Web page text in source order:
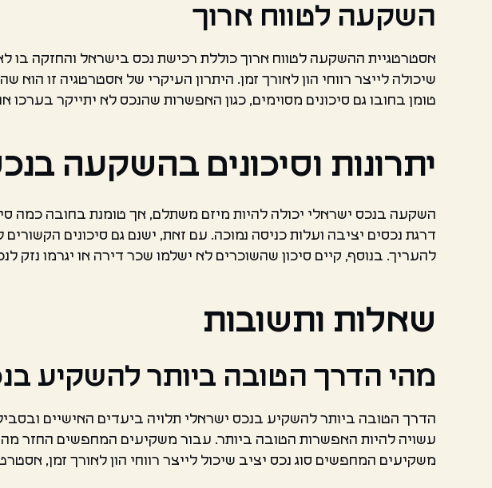
השקעה לטווח ארוך
אסטרטגיית ההשקעה לטווח ארוך כוללת רכישת נכס בישראל והחזקה בו
שיכולה לייצר רווחי הון לאורך זמן. היתרון העיקרי של אסטרטגיה זו
טומן בחובו גם סיכונים מסוימים, כגון האפשרות שהנכס לא יתייקר בערכו
יתרונות וסיכונים בהשקעה
השקעה בנכס ישראלי יכולה להיות מיזם משתלם, אך טומנת בחובה כמה
דרגת נכסים יציבה ועלות כניסה נמוכה. עם זאת, ישנם גם סיכונים
להעריך. בנוסף, קיים סיכון שהשוכרים לא ישלמו שכר דירה או יגרמו נזק
שאלות ותשובות
מהי הדרך הטובה ביותר להשקיע
הדרך הטובה ביותר להשקיע בנכס ישראלי תלויה ביעדים האישיים
עשויה להיות האפשרות הטובה ביותר. עבור משקיעים המחפשים החזר
משקיעים המחפשים סוג נכס יציב שיכול לייצר רווחי הון לאורך זמן,